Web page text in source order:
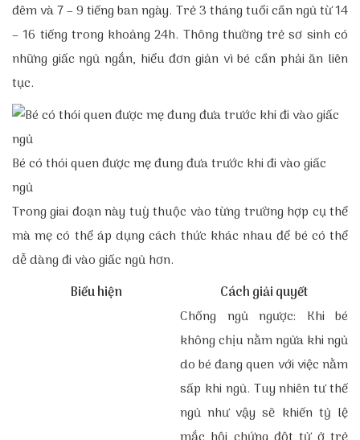
đêm và 7 – 9 tiếng ban ngày. Trẻ 3 tháng tuổi cần ngủ từ 14
– 16 tiếng trong khoảng 24h. Thông thường trẻ sơ sinh có
những giấc ngủ ngắn, hiểu đơn giản vì bé cần phải ăn liên
tục.
Bé có thói quen được mẹ đung đưa trước khi đi vào giấc
ngủ
Trong giai đoạn này tuỳ thuộc vào từng trường hợp cụ thể
mà mẹ có thể áp dụng cách thức khác nhau để bé có thể
dễ dàng đi vào giấc ngủ hơn.
Biểu hiện
Cách giải quyết
Chống ngủ ngược: Khi bé
không chịu nằm ngửa khi ngủ
do bé đang quen với việc nằm
sấp khi ngủ. Tuy nhiên tư thế
ngủ như vậy sẽ khiến tỷ lệ